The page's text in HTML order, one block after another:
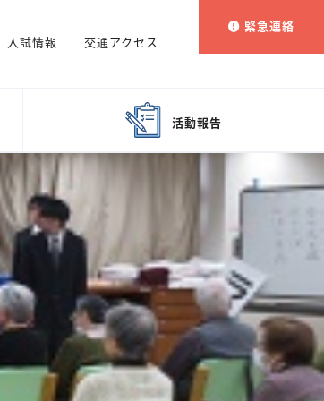
入試情報 交通アクセス
緊急連絡
活動報告